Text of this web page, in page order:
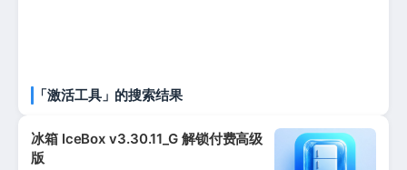
「激活工具」的搜索结果
冰箱 IceBox v3.30.11_G 解锁付费高级
版